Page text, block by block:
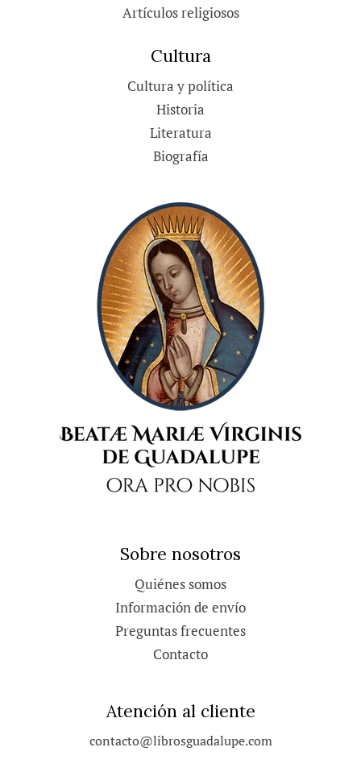
Artículos religiosos
Cultura
Cultura y política
Historia
Literatura
Biografía
Sobre nosotros
Quiénes somos
Información de envío
Preguntas frecuentes
Contacto
Atención al cliente
contacto@librosguadalupe.com